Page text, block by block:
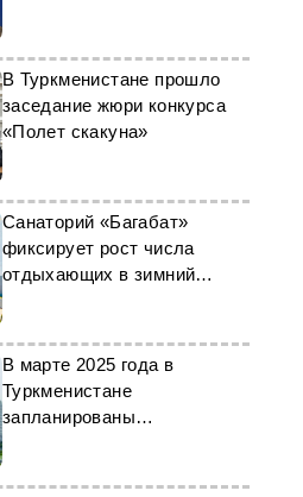
В Туркменистане прошло
заседание жюри конкурса
«Полет скакуна»
Санаторий «Багабат»
фиксирует рост числа
отдыхающих в зимний
период
В марте 2025 года в
Туркменистане
запланированы
мероприятия и открытие
объектов